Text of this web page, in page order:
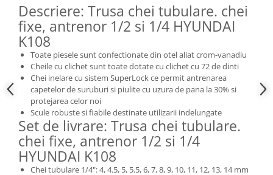
Accesorii masini de spalat &
uscatoare
Masini automate de spalat rufe
Masini de spalat rufe cu uscator
Masini de spalat rufe verticale
Uscatoare de rufe
Masini de spalat vase
Masini de spalat vase incorporabile
Masini de spalat vase
independente
Motoburghiu/Foreza pamant
Descriere: Trusa chei tubulare. chei
fixe, antrenor 1/2 si 1/4 HYUNDAI
K108
Toate piesele sunt confectionate din otel aliat crom-vanadiu
Cheile cu clichet sunt toate dotate cu clichet cu 72 de dinti
Chei inelare cu sistem SuperLock ce permit antrenarea
capetelor de suruburi si piulite cu uzura de pana la 30% si
protejarea celor noi
Scule robuste si fiabile destinate utilizarii indelungate
Set de livrare: Trusa chei tubulare.
chei fixe, antrenor 1/2 si 1/4
HYUNDAI K108
Chei tubulare 1/4": 4, 4.5, 5, 5.5, 6, 7, 8, 9, 10, 11, 12, 13, 14 mm